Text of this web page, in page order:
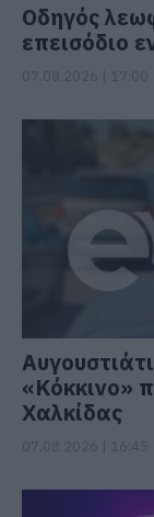
Οδηγός
επεισόδιο
«Κόκκινο»
Χαλκίδας